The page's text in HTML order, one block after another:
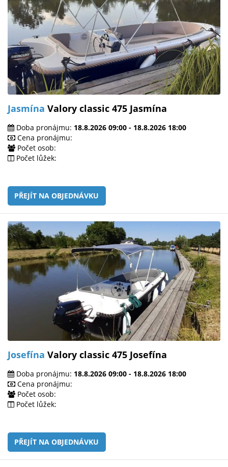
Jasmína Valory classic 475 Jasmína
Doba pronájmu: 18.8.2026 09:00 - 18.8.2026 18:00
Cena pronájmu:
Počet osob:
Počet lůžek:
PŘEJÍT NA OBJEDNÁVKU
Josefína Valory classic 475 Josefína
Doba pronájmu: 18.8.2026 09:00 - 18.8.2026 18:00
Cena pronájmu:
Počet osob:
Počet lůžek:
PŘEJÍT NA OBJEDNÁVKU